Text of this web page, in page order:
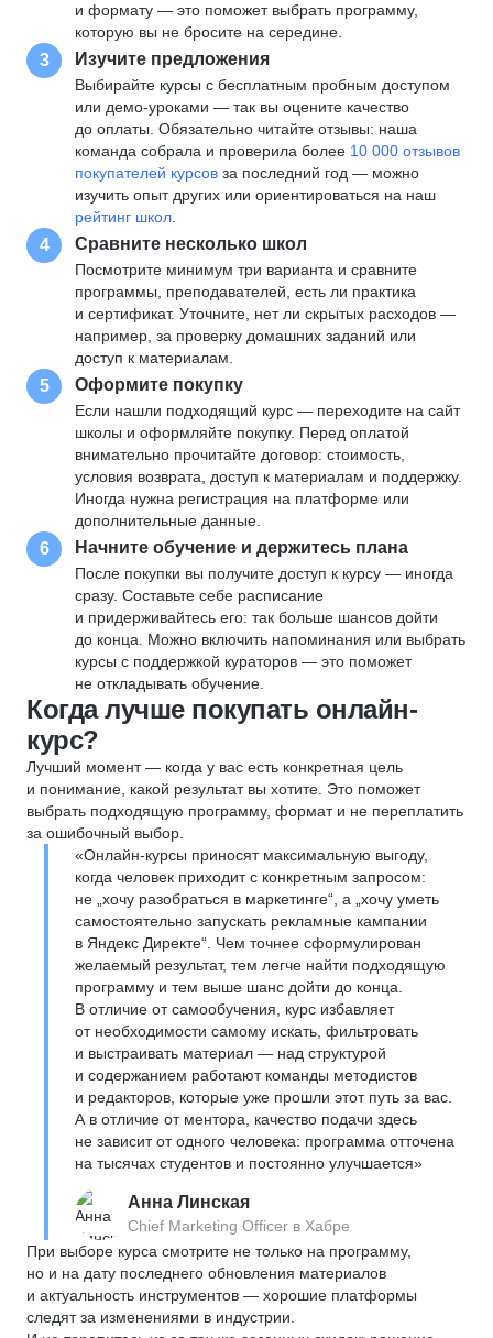
и формату — это поможет выбрать программу,
которую вы не бросите на середине.
3 Изучите предложения
Выбирайте курсы с бесплатным пробным доступом
или демо-уроками — так вы оцените качество
до оплаты. Обязательно читайте отзывы: наша
команда собрала и проверила более 10 000 отзывов
покупателей курсов за последний год — можно
изучить опыт других или ориентироваться на наш
рейтинг школ
4 Сравните несколько школ
Посмотрите минимум три варианта и сравните
программы, преподавателей, есть ли практика
и сертификат. Уточните, нет ли скрытых расходов —
например, за проверку домашних заданий или
доступ к материалам.
5 Оформите покупку
Если нашли подходящий курс — переходите на сайт
школы и оформляйте покупку. Перед оплатой
внимательно прочитайте договор: стоимость,
условия возврата, доступ к материалам и поддержку.
Иногда нужна регистрация на платформе или
дополнительные данные.
6 Начните обучение и держитесь плана
После покупки вы получите доступ к курсу — иногда
сразу. Составьте себе расписание
и придерживайтесь его: так больше шансов дойти
до конца. Можно включить напоминания или выбрать
курсы с поддержкой кураторов — это поможет
не откладывать обучение.
Когда лучше покупать онлайн-
курс?
Лучший момент — когда у вас есть конкретная цель
и понимание, какой результат вы хотите. Это поможет
выбрать подходящую программу, формат и не переплатить
за ошибочный выбор.
«Онлайн-курсы приносят максимальную выгоду,
когда человек приходит с конкретным запросом:
не „хочу разобраться в маркетинге“, а „хочу уметь
самостоятельно запускать рекламные кампании
в Яндекс Директе“. Чем точнее сформулирован
желаемый результат, тем легче найти подходящую
программу и тем выше шанс дойти до конца.
В отличие от самообучения, курс избавляет
от необходимости самому искать, фильтровать
и выстраивать материал — над структурой
и содержанием работают команды методистов
и редакторов, которые уже прошли этот путь за вас.
А в отличие от ментора, качество подачи здесь
не зависит от одного человека: программа отточена
на тысячах студентов и постоянно улучшается»
Анна Линская
Chief Marketing Officer в Хабре
При выборе курса смотрите не только на программу,
но и на дату последнего обновления материалов
и актуальность инструментов — хорошие платформы
следят за изменениями в индустрии.